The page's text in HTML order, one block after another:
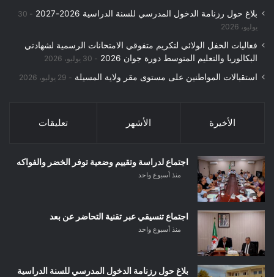
بلاغ حول رزنامة الدخول المدرسي للسنة الدراسية 2026-2027
30
يوليو، 2026
فعاليات الحفل الولائي لتكريم متفوقي الامتحانات الرسمية لشهادتي
البكالوريا والتعليم المتوسط دورة جوان 2026
30 يوليو، 2026
استقبالات المواطنين على مستوى مقر ولاية المسيلة 29 يوليو، 2026
الأخيرة الأشهر تعليقات
اجتماع لدراسة وتقييم وضعية توفر الخضر والفواكه
منذ أسبوع واحد
اجتماع تنسيقي عبر تقنية التحاضر عن بعد
منذ أسبوع واحد
بلاغ حول رزنامة الدخول المدرسي للسنة الدراسية